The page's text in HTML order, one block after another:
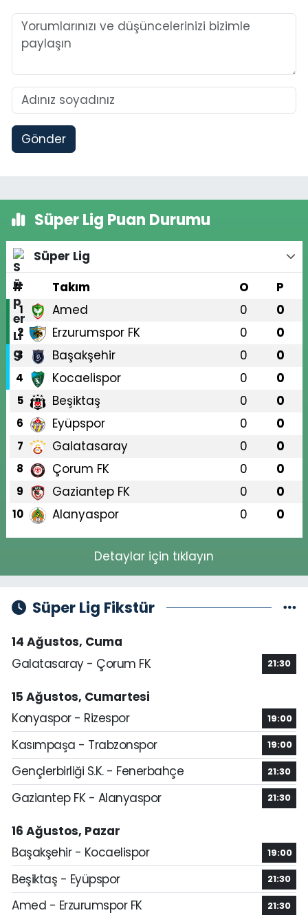
Gönder
Süper Lig Puan Durumu
Süper Lig
#
Takım O P
1 Amed 0 0
2 Erzurumspor FK 0 0
3 Başakşehir 0 0
4 Kocaelispor 0 0
5 Beşiktaş 0 0
6 Eyüpspor 0 0
7 Galatasaray 0 0
8 Çorum FK 0 0
9 Gaziantep FK 0 0
10 Alanyaspor 0 0
Detaylar için tıklayın
Süper Lig Fikstür
14 Ağustos, Cuma
Galatasaray - Çorum FK
21:30
15 Ağustos, Cumartesi
Konyaspor - Rizespor
19:00
Kasımpaşa - Trabzonspor 19:00
Gençlerbirliği S.K. - Fenerbahçe 21:30
Gaziantep FK - Alanyaspor 21:30
16 Ağustos, Pazar
Başakşehir - Kocaelispor
19:00
Beşiktaş - Eyüpspor 21:30
Amed - Erzurumspor FK 21:30